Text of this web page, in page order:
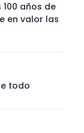
años de
en valor las
todo